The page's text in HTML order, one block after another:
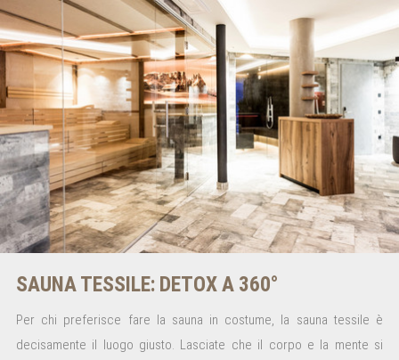
SAUNA TESSILE: DETOX A 360°
Per chi preferisce fare la sauna in costume, la sauna tessile è
decisamente il luogo giusto. Lasciate che il corpo e la mente si